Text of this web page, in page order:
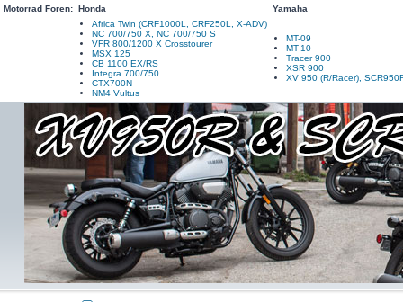
Motorrad Foren: Honda
Yamaha
Africa Twin (CRF1000L, CRF250L, X-ADV)
NC 700/750 X, NC 700/750 S
VFR 800/1200 X Crosstourer
MSX 125
CB 1100 EX/RS
Integra 700/750
CTX700N
NM4 Vultus
MT-09
MT-10
Tracer 900
XSR 900
XV 950 (R/Racer),